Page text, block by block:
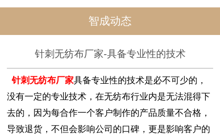
智成动态
针刺无纺布厂家-具备专业性的技术
针刺无纺布厂家具备专业性的技术是必不可少的，
没有一定的专业技术，在无纺布行业内是无法混得下
去的，因为每合作一个客户制作的产品质量不合格，
导致退货，不但会影响公司的口碑，更是影响客户的